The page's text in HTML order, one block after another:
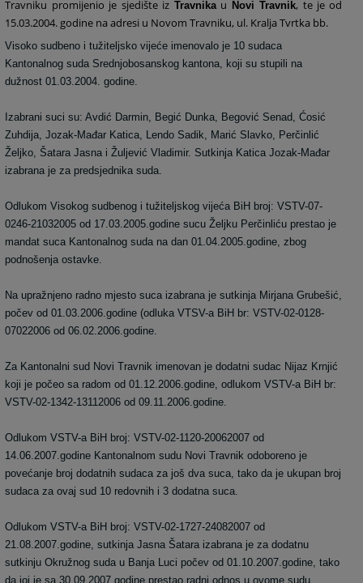
Travniku promijenio je sjedište iz Travnikau Novi Travnik, te je od
15.03.2004. godine na adresi u Novom Travniku, ul. Kralja Tvrtka bb.
Visoko sudbeno i tužiteljsko vijeće imenovalo je 10 sudaca
Kantonalnog suda Srednjobosanskog kantona, koji su stupili na
dužnost 01.03.2004. godine.
Izabrani suci su: Avdić Darmin, Begić Dunka, Begović Senad, Ćosić
Zuhdija, Jozak-Mađar Katica, Lendo Sadik, Marić Slavko, Perčinlić
Željko, Šatara Jasna i Žuljević Vladimir. Sutkinja Katica Jozak-Mađar
izabrana je za predsjednika suda.
Odlukom Visokog sudbenog i tužiteljskog vijeća BiH broj: VSTV-07-
0246-21032005 od 17.03.2005.godine sucu Željku Perčinliću prestao je
mandat suca Kantonalnog suda na dan 01.04.2005.godine, zbog
podnošenja ostavke.
Na upražnjeno radno mjesto suca izabrana je sutkinja Mirjana Grubešić,
počev od 01.03.2006.godine (odluka VTSV-a BiH br: VSTV-02-0128-
07022006 od 06.02.2006.godine.
Za Kantonalni sud Novi Travnik imenovan je dodatni sudac Nijaz Krnjić
koji je počeo sa radom od 01.12.2006.godine, odlukom VSTV-a BiH br:
VSTV-02-1342-13112006 od 09.11.2006.godine.
Odlukom VSTV-a BiH broj: VSTV-02-1120-20062007 od
14.06.2007.godine Kantonalnom sudu Novi Travnik odoboreno je
povećanje broj dodatnih sudaca za još dva suca, tako da je ukupan broj
sudaca za ovaj sud 10 redovnih i 3 dodatna suca.
Odlukom VSTV-a BiH broj: VSTV-02-1727-24082007 od
21.08.2007.godine, sutkinja Jasna Šatara izabrana je za dodatnu
sutkinju Okružnog suda u Banja Luci počev od 01.10.2007.godine, tako
da joj je sa 30.09.2007.godine prestao radni odnos u ovome sudu.